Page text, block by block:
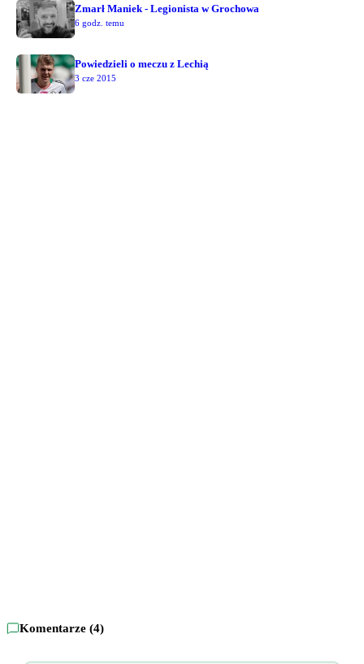
Zmarł Maniek - Legionista w Grochowa
6 godz. temu
Powiedzieli o meczu z Lechią
3 cze 2015
Komentarze (4)